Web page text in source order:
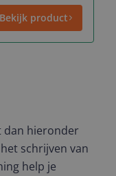
Bekijk product
dan hieronder
schrijven van
help je